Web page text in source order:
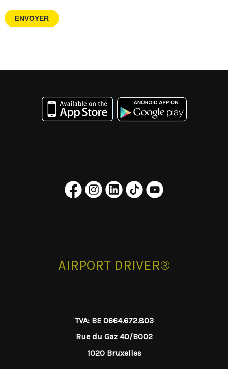
ENVOYER
AIRPORT DRIVER®
TVA: BE 0664.672.803
Rue du Gaz 40/B002
1020 Bruxelles